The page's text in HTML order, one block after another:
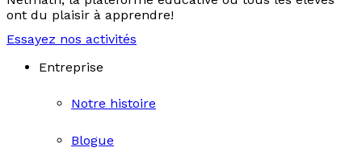
ont du plaisir à apprendre!
Essayez nos activités
Entreprise
Notre histoire
Blogue